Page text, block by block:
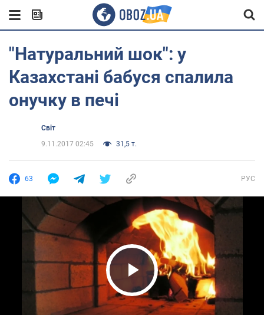
"Натуральний шок": у
Казахстані бабуся спалила
онучку в печі
Світ
9.11.2017 02:45
31,5 т.
63 РУС
Play Video